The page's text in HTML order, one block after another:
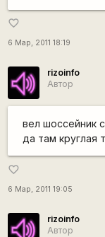
favorite_border
6 Мар, 2011 18:19
rizoinfo
Автор
вел шоссейник
да там круглая
favorite_border
6 Мар, 2011 19:05
rizoinfo
Автор